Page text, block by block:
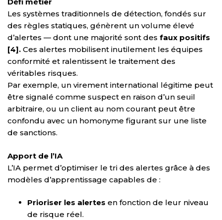
Les systèmes traditionnels de détection, fondés sur
des règles statiques, génèrent un volume élevé
d’alertes — dont une majorité sont des faux positifs
[4]. Ces alertes mobilisent inutilement les équipes
conformité et ralentissent le traitement des
véritables risques.
Par exemple, un virement international légitime peut
être signalé comme suspect en raison d’un seuil
arbitraire, ou un client au nom courant peut être
confondu avec un homonyme figurant sur une liste
de sanctions.
Apport de l’IA
L’IA permet d’optimiser le tri des alertes grâce à des
modèles d’apprentissage capables de :
Prioriser les alertes en fonction de leur niveau
de risque réel.